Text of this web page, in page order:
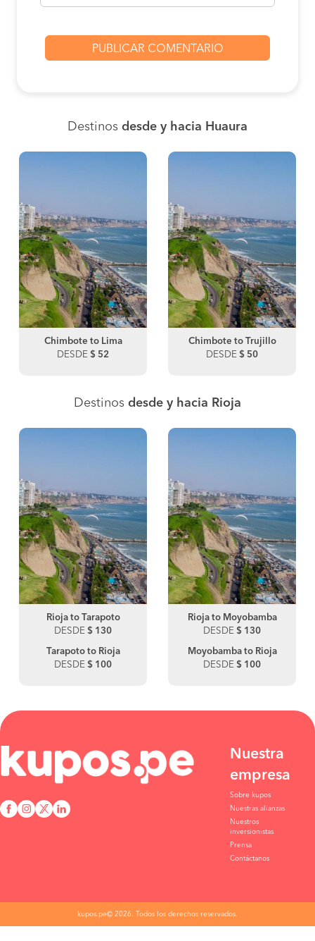
Destinos desde y hacia Huaura
Chimbote to Lima
DESDE $ 52
Chimbote to Trujillo
DESDE $ 50
Destinos desde y hacia Rioja
Rioja to Tarapoto
DESDE $ 130
Tarapoto to Rioja
DESDE $ 100
Rioja to Moyobamba
DESDE $ 130
Moyobamba to Rioja
DESDE $ 100
Nuestra
empresa
Sobre kupos
Nuestras alianzas
Nuestros
inversionistas
Prensa
Contáctanos
kupos.pe© 2026. Todos los derechos reservados.